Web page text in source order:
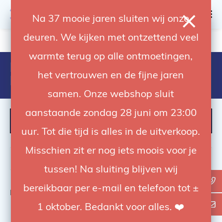
Na 37 mooie jaren sluiten wij onze
deuren. We kijken met ontzettend veel
warmte terug op alle ontmoetingen,
het vertrouwen en de fijne jaren
samen. Onze webshop sluit
aanstaande zondag 28 juni om 23:00
uur. Tot die tijd is alles in de uitverkoop.
Misschien zit er nog iets moois voor je
tussen! Na sluiting blijven wij
bereikbaar per e-mail en telefoon tot ±
1 oktober. Bedankt voor alles. ❤️
4.92 / 5 op trusted shops
Producten getagd met Black
Friday Deal
Bekijk0 van de 0 producten